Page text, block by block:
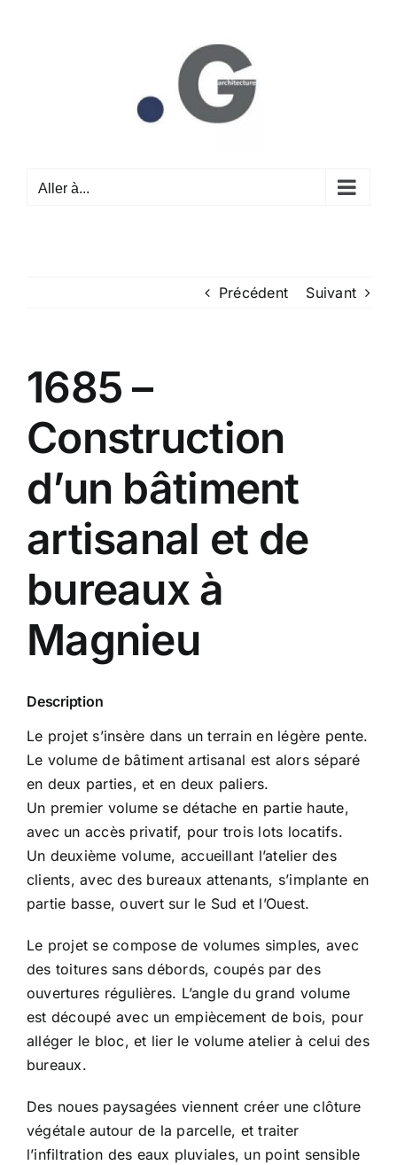
Aller à...
Précédent Suivant
1685 –
Construction
d’un bâtiment
artisanal et de
bureaux à
Magnieu
Description
Le projet s’insère dans un terrain en légère pente.
Le volume de bâtiment artisanal est alors séparé
en deux parties, et en deux paliers.
Un premier volume se détache en partie haute,
avec un accès privatif, pour trois lots locatifs.
Un deuxième volume, accueillant l’atelier des
clients, avec des bureaux attenants, s’implante en
partie basse, ouvert sur le Sud et l’Ouest.
Le projet se compose de volumes simples, avec
des toitures sans débords, coupés par des
ouvertures régulières. L’angle du grand volume
est découpé avec un empiècement de bois, pour
alléger le bloc, et lier le volume atelier à celui des
bureaux.
Des noues paysagées viennent créer une clôture
végétale autour de la parcelle, et traiter
l’infiltration des eaux pluviales, un point sensible